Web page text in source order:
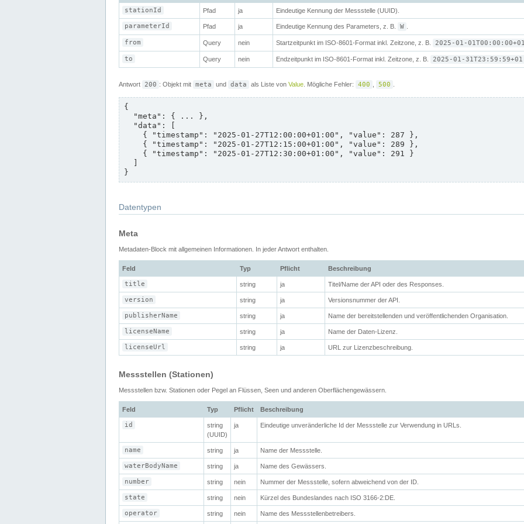
stationId Pfad ja Eindeutige Kennung der Messstelle (UUID).
parameterId Pfad ja Eindeutige Kennung des Parameters, z. B. W
from Query nein Startzeitpunkt im ISO-8601-Format inkl. Zeitzone, z. B. 2025-01-
to Query nein Endzeitpunkt im ISO-8601-Format inkl. Zeitzone, z. B. 2025-01-
Antwort 200 : Objekt mit meta und data als Liste von Value . Mögliche Fehler: 400 500
{
}
Datentypen
Meta
Metadaten-Block mit allgemeinen Informationen. In jeder Antwort enthalten.
Feld Typ Pflicht Beschreibung
title string ja Titel/Name der API oder des Responses.
version string ja Versionsnummer der API.
publisherName string ja Name der bereitstellenden und veröffentlichenden Organisation.
licenseName string ja Name der Daten-Lizenz.
licenseUrl string ja URL zur Lizenzbeschreibung.
Messstellen (Stationen)
Messstellen bzw. Stationen oder Pegel an Flüssen, Seen und anderen Oberflächengewässern.
Feld Typ Pflicht Beschreibung
id
string
(UUID)
ja Eindeutige unveränderliche Id der Messstelle zur Verwendung in URLs.
name string ja Name der Messstelle.
waterBodyName string ja Name des Gewässers.
number string nein Nummer der Messstelle, sofern abweichend von der ID.
state string nein Kürzel des Bundeslandes nach ISO 3166-2:DE.
operator string nein Name des Messstellenbetreibers.